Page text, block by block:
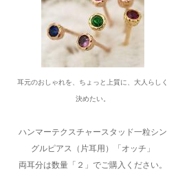
耳元のおしゃれを、ちょっと上質に、大人らしく
決めたい。
ハンマーテクスチャースタッド一粒シン
グルピアス（片耳用）「オッチ」
両耳分は数量「２」でご購入ください。